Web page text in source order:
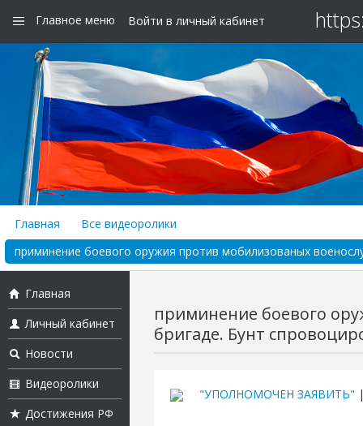
Главное меню Войти в личный кабинет
Главная
Все видеоролики
приминение боевого оружия против мобилизованых
Главная
Личный кабинет
Новости
Видеоролики
Достижения РФ
приминение боевого
бригаде. Бунт
"УПОЛНОМОЧЕН ЗАЯВИТЬ"